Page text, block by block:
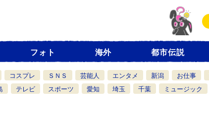
フォト 海外 都市伝説
コスプレ ＳＮＳ 芸能人 エンタメ 新潟 お仕事
テレビ スポーツ 愛知 埼玉 千葉 ミュージック